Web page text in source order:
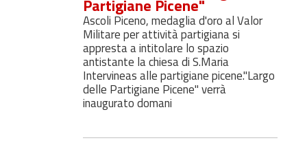
Partigiane Picene"
Ascoli Piceno, medaglia d'oro al Valor
Militare per attività partigiana si
appresta a intitolare lo spazio
antistante la chiesa di S.Maria
Intervineas alle partigiane picene."Largo
delle Partigiane Picene" verrà
inaugurato domani